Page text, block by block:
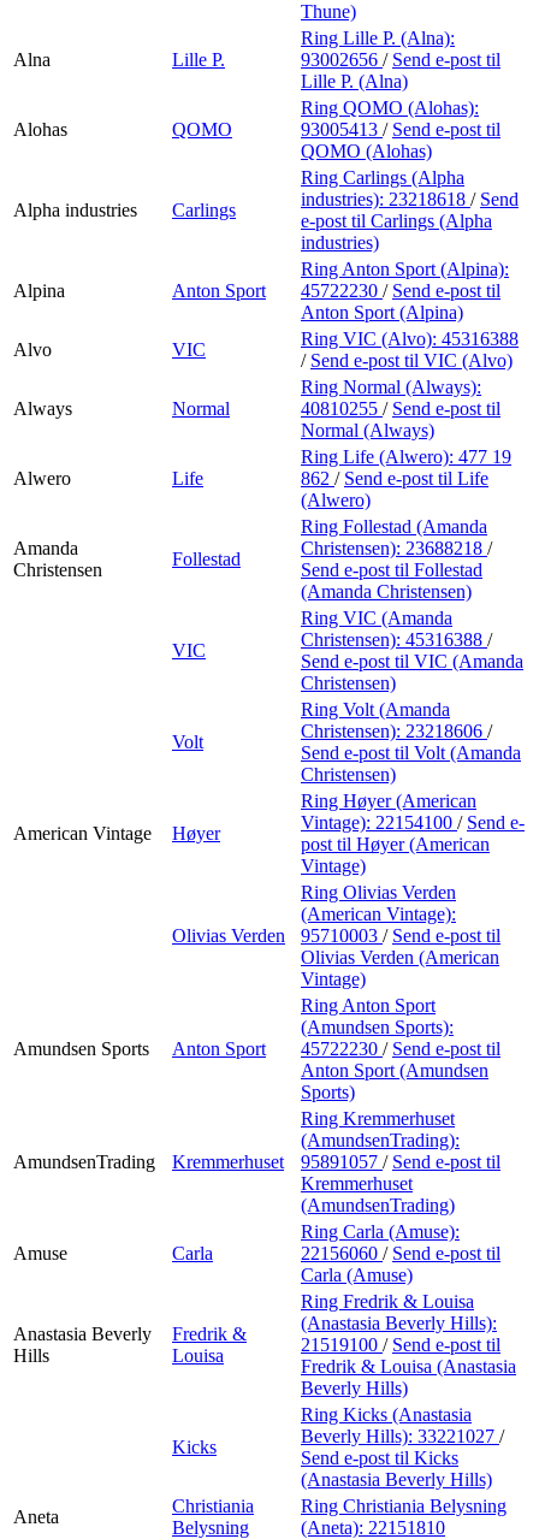
Thune)
Alna Lille P.
Ring Lille P. (Alna):
93002656 / Send e-post til
Lille P. (Alna)
Alohas QOMO
Ring QOMO (Alohas):
93005413 / Send e-post til
QOMO (Alohas)
Alpha industries Carlings
Ring Carlings (Alpha
industries): 23218618 / Send
e-post til Carlings (Alpha
industries)
Alpina Anton Sport
Ring Anton Sport (Alpina):
45722230 / Send e-post til
Anton Sport (Alpina)
Alvo
VIC
Ring VIC (Alvo): 45316388
/ Send e-post til VIC (Alvo)
Always Normal
Ring Normal (Always):
40810255 / Send e-post til
Normal (Always)
Alwero Life
Ring Life (Alwero): 477 19
862 / Send e-post til Life
(Alwero)
Amanda
Christensen
Follestad
Ring Follestad (Amanda
Christensen): 23688218 /
Send e-post til Follestad
(Amanda Christensen)
VIC
Ring VIC (Amanda
Christensen): 45316388 /
Send e-post til VIC (Amanda
Christensen)
Volt
Ring Volt (Amanda
Christensen): 23218606 /
Send e-post til Volt (Amanda
Christensen)
American Vintage Høyer
Ring Høyer (American
Vintage): 22154100 / Send e-
post til Høyer (American
Vintage)
Olivias Verden
Ring Olivias Verden
(American Vintage):
95710003 / Send e-post til
Olivias Verden (American
Vintage)
Amundsen Sports Anton Sport
Ring Anton Sport
(Amundsen Sports):
45722230 / Send e-post til
Anton Sport (Amundsen
Sports)
AmundsenTrading Kremmerhuset
Ring Kremmerhuset
(AmundsenTrading):
95891057 / Send e-post til
Kremmerhuset
(AmundsenTrading)
Amuse Carla
Ring Carla (Amuse):
22156060 / Send e-post til
Carla (Amuse)
Anastasia Beverly
Hills
Fredrik &
Louisa
Ring Fredrik & Louisa
(Anastasia Beverly Hills):
21519100 / Send e-post til
Fredrik & Louisa (Anastasia
Beverly Hills)
Kicks
Ring Kicks (Anastasia
Beverly Hills): 33221027 /
Send e-post til Kicks
(Anastasia Beverly Hills)
Aneta
Christiania
Belysning
Ring Christiania Belysning
(Aneta): 22151810